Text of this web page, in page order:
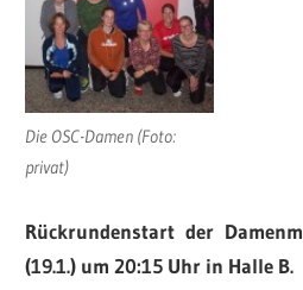
Die OSC-Damen (Foto:
privat)
Rückrundenstart der
(19.1.) um 20:15 Uhr in Halle B.